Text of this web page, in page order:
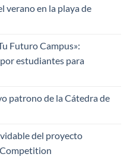
verano en la playa de
Futuro Campus»:
estudiantes para
patrono de la Cátedra de
del proyecto